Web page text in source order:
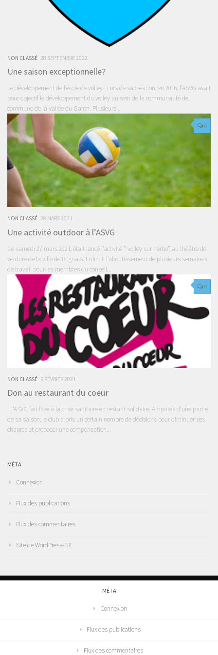
NON CLASSÉ 28 SEPTEMBRE 2022
Une saison exceptionnelle?
Le développement de l’école de volley : Lors de sa création, en 2016, l’ASVG avait
pour objectif le développement du volley au sein de la communauté de
commune de la vallée du Garon. Plusieurs...
0
NON CLASSÉ 28 MARS 2021
Une activité outdoor à l’ASVG
Ce samedi 27 mars 2021, était lancé l’activité ” volley sur herbe”, au théâtre de
verdure de la ville de Brignais. Enfin !!! l’aboutissement de plusieurs semaines
de travail pour les membres du conseil...
0
NON CLASSÉ 6 FÉVRIER 2021
Don au restaurant du coeur
L’ASVG fait face à la crise sanitaire en restant solidaire. Amputés d’une partie
de sa saison, le club a pris un certain nombre de décisions pour diminuer ses
charges et proposer une compensation...
MÉTA
Connexion
Flux des publications
Flux des commentaires
Site de WordPress-FR
MÉTA
Connexion
Flux des publications
Flux des commentaires